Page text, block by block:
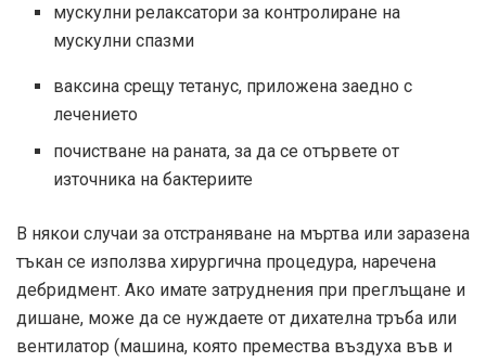
мускулни релаксатори за контролиране на
мускулни спазми
ваксина срещу тетанус, приложена заедно с
лечението
почистване на раната, за да се отървете от
източника на бактериите
В някои случаи за отстраняване на мъртва или заразена
тъкан се използва хирургична процедура, наречена
дебридмент. Ако имате затруднения при преглъщане и
дишане, може да се нуждаете от дихателна тръба или
вентилатор (машина, която премества въздуха във и